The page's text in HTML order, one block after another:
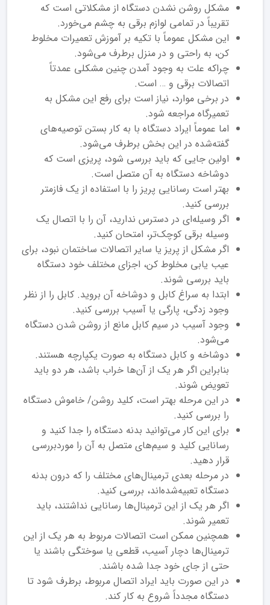
مشکل روشن نشدن دستگاه از مشکلاتی است که
تقریباً در تمامی لوازم برقی به چشم می‌خورد.
این مشکل عموماً با تکیه بر آموزش تعمیرات مخلوط
کن، به راحتی و در منزل برطرف می‌شود.
چراکه علت به وجود آمدن چنین مشکلی عمدتاً
اتصالات برقی و … است.
در برخی موارد، نیاز است برای رفع این مشکل به
تعمیرگاه مراجعه شود.
اما عموماً ایراد دستگاه با به کار بستن توصیه‌های
گفته‌شده در این بخش برطرف می‌شود.
اولین جایی که باید بررسی شود، پریزی است که
دوشاخه دستگاه به آن متصل است.
بهتر است رسانایی پریز را با استفاده از یک فازمتر
بررسی کنید.
اگر وسیله‌ای در دسترس ندارید، آن را با اتصال یک
وسیله برقی کوچک‌تر، امتحان کنید.
اگر مشکل از پریز یا سایر اتصالات ساختمان نبود، برای
عیب یابی مخلوط کن، اجزای مختلف خود دستگاه
باید بررسی شوند.
ابتدا به سراغ کابل و دوشاخه آن بروید. کابل را از نظر
وجود زدگی، پارگی یا آسیب بررسی کنید.
وجود آسیب در سیم کابل مانع از روشن شدن دستگاه
می‌شود.
دوشاخه و کابل دستگاه به صورت یکپارچه هستند.
بنابراین اگر هر یک از آن‌‌‌‌‌‌‌‌ها خراب باشد، هر دو باید
تعویض شوند.
در این مرحله بهتر است، کلید روشن/ خاموش دستگاه
را بررسی کنید.
برای این کار می‌توانید بدنه دستگاه را جدا کنید و
رسانایی کلید و سیم‌های متصل به آن را موردبررسی
قرار دهید.
در مرحله بعدی ترمینال‌های مختلف را که درون بدنه
دستگاه تعبیه‌شده‌اند، بررسی کنید.
اگر هر یک از این ترمینال‌ها رسانایی نداشتند، باید
تعمیر شوند.
همچنین ممکن است اتصالات مربوط به هر یک از این
ترمینال‌ها دچار آسیب، قطعی یا سوختگی باشند یا
حتی از جای خود جدا شده باشند.
در این صورت باید ایراد اتصال مربوط، برطرف شود تا
دستگاه مجدداً شروع به کار کند.